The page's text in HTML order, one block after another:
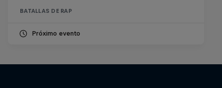
BATALLAS DE RAP
Próximo evento